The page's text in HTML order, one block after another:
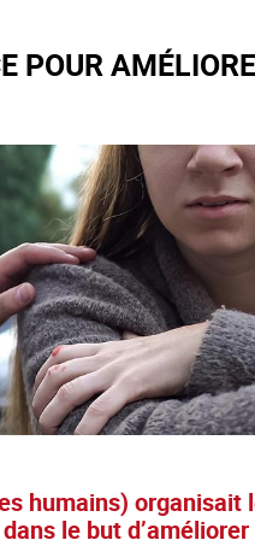
POUR
humains) organisait
le but